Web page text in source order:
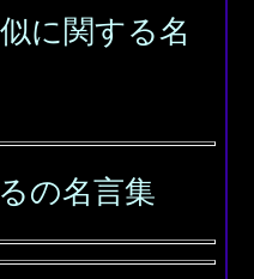
に関する名
の名言集